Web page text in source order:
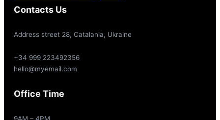
Contacts Us
Address street 28, Catalania, Ukraine
+34 999 223492356
hello@myemail.com
Office Time